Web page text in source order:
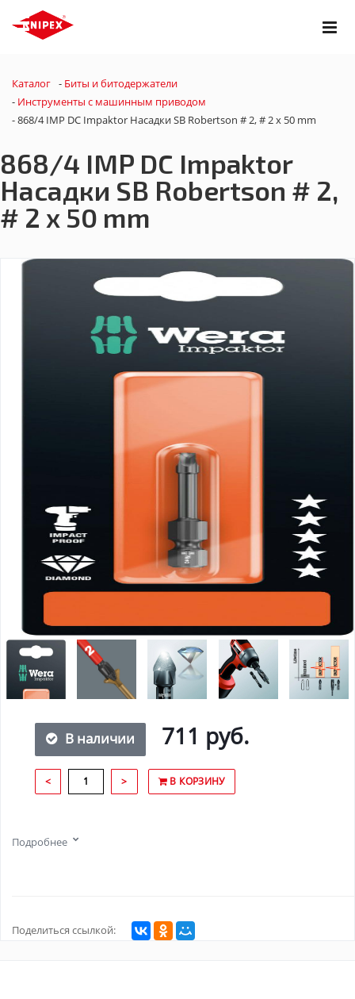
Каталог - Биты и битодержатели
- Инструменты с машинным приводом
-868/4 IMP DC Impaktor Насадки SB Robertson # 2, # 2 x 50 mm
868/4 IMP DC Impaktor
Насадки SB Robertson # 2,
# 2 x 50 mm
В наличии 711 руб.
< > В КОРЗИНУ
Подробнее
Поделиться ссылкой: